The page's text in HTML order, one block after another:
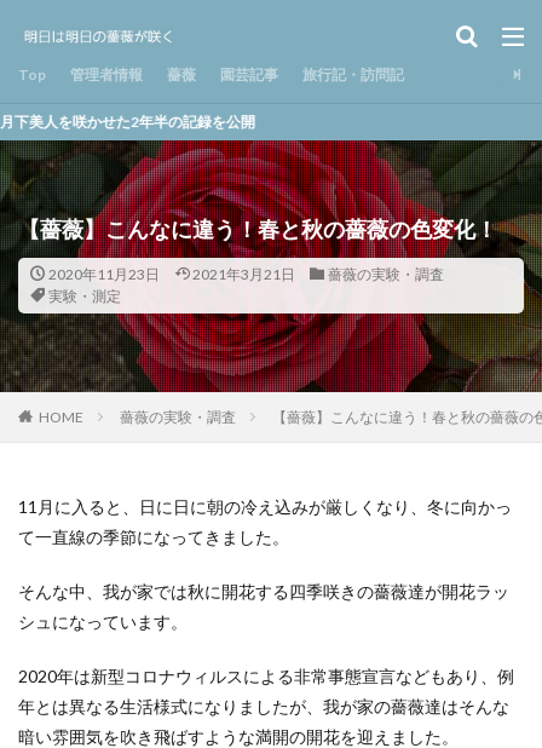
Top 管理者情報 薔薇 園芸記事 旅行記・訪問記
2年半の記録を公開
【薔薇】こんなに違う！春と秋の薔薇の色変化！
2020年11月23日 2021年3月21日
薔薇の実験・調査
実験・測定
HOME 薔薇の実験・調査 【薔薇】こんなに違う！春と秋の薔薇の
11月に入ると、日に日に朝の冷え込みが厳しくなり、冬に向かっ
て一直線の季節になってきました。
そんな中、我が家では秋に開花する四季咲きの薔薇達が開花ラッ
シュになっています。
2020年は新型コロナウィルスによる非常事態宣言などもあり、例
年とは異なる生活様式になりましたが、我が家の薔薇達はそんな
暗い雰囲気を吹き飛ばすような満開の開花を迎えました。